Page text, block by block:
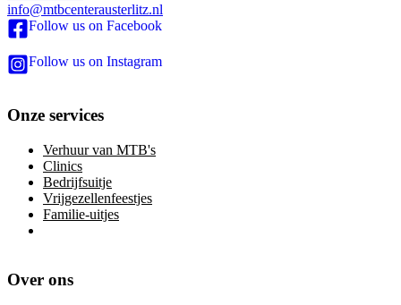
info@mtbcenterausterlitz.nl
Follow us on Facebook
Follow us on Instagram
Onze services
Verhuur van MTB's
Clinics
Bedrijfsuitje
Vrijgezellenfeestjes
Familie-uitjes
Over ons